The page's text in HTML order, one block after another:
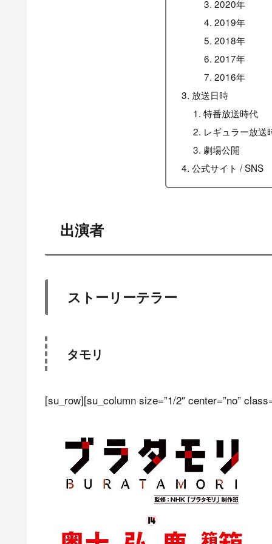
2020年
2019年
2018年
2017年
2016年
放送日時
特番放送時代
レギュラー放送
劇場公開
公式サイト / SNS
出演者
ストーリーテラー
タモリ
[su_row][su_column size=”1/2″ center=”no”